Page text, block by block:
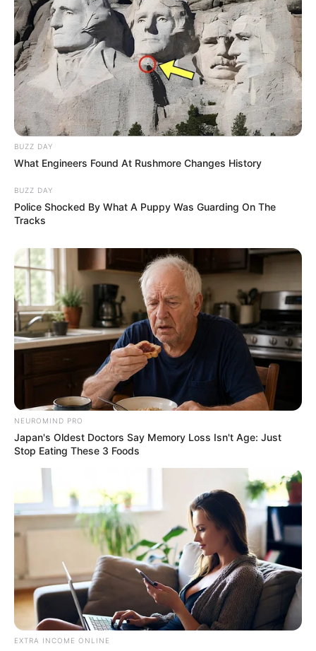
BUZZ DAY
What Engineers Found At Rushmore Changes History
BUZZ DAY
Police Shocked By What A Puppy Was Guarding On The
Tracks
NEUROMIND PRO
Japan's Oldest Doctors Say Memory Loss Isn't Age: Just
Stop Eating These 3 Foods
EXTRA INCOME ONLINE